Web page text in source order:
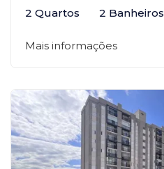
2 Quartos 2 Banheiros
Mais informações